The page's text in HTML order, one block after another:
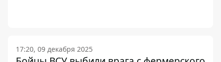
17:20, 09 декабря 2025